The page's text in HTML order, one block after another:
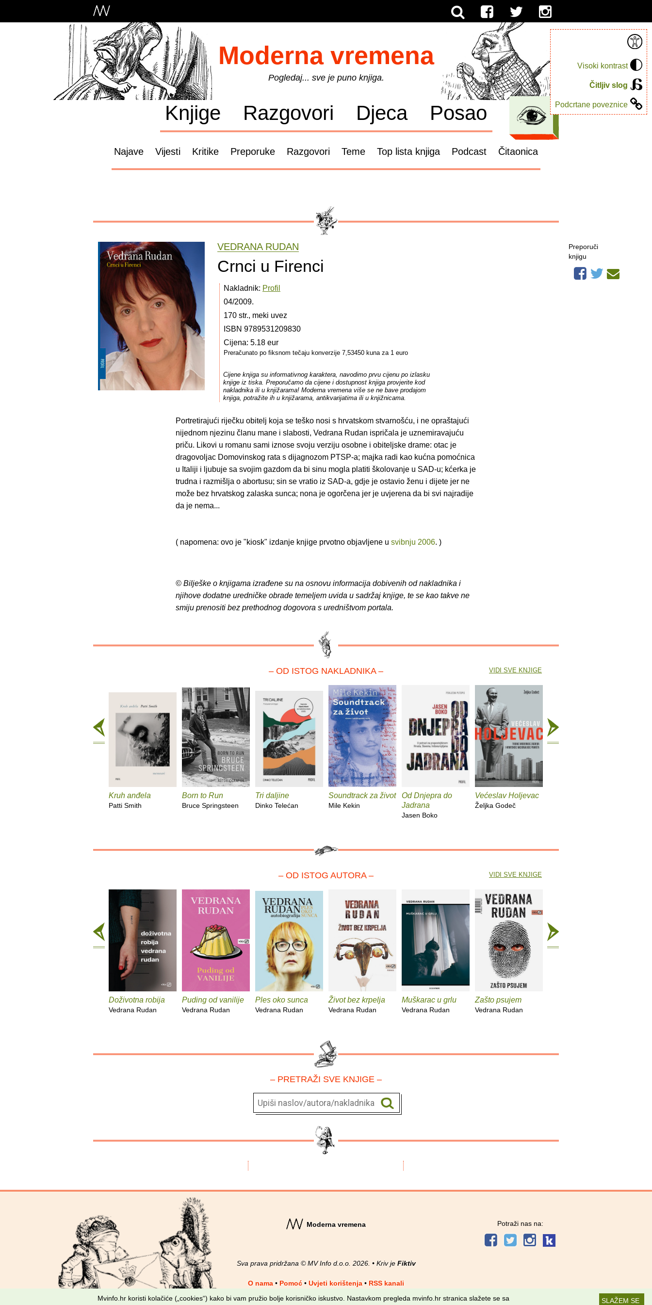
Visoki kontrast
Čitljiv slog
Podcrtane poveznice
Moderna vremena
Pogledaj... sve je puno knjiga.
Knjige Razgovori Djeca Posao
Najave Vijesti Kritike Preporuke Razgovori Teme Top lista knjiga Podcast Čitaonica
VEDRANA RUDAN
Crnci u Firenci
Nakladnik: Profil
04/2009.
170 str., meki uvez
ISBN 9789531209830
Cijena: 5.18 eur
Preračunato po fiksnom tečaju konverzije 7,53450 kuna za 1 euro
Cijene knjiga su informativnog karaktera, navodimo prvu cijenu po izlasku
knjige iz tiska. Preporučamo da cijene i dostupnost knjiga provjerite kod
nakladnika ili u knjižarama! Moderna vremena više se ne bave prodajom
knjiga, potražite ih u knjižarama, antikvarijatima ili u knjižnicama.
Portretirajući riječku obitelj koja se teško nosi s hrvatskom stvarnošću, i ne opraštajući
nijednom njezinu članu mane i slabosti, Vedrana Rudan ispričala je uznemiravajuću
priču. Likovi u romanu sami iznose svoju verziju osobne i obiteljske drame: otac je
dragovoljac Domovinskog rata s dijagnozom PTSP-a; majka radi kao kućna pomoćnica
u Italiji i ljubuje sa svojim gazdom da bi sinu mogla platiti školovanje u SAD-u; kćerka je
trudna i razmišlja o abortusu; sin se vratio iz SAD-a, gdje je ostavio ženu i dijete jer ne
može bez hrvatskog zalaska sunca; nona je ogorčena jer je uvjerena da bi svi najradije
da je nema...
( napomena: ovo je "kiosk" izdanje knjige prvotno objavljene u svibnju 2006. )
© Bilješke o knjigama izrađene su na osnovu informacija dobivenih od nakladnika i
njihove dodatne uredničke obrade temeljem uvida u sadržaj knjige, te se kao takve ne
smiju prenositi bez prethodnog dogovora s uredništvom portala.
Preporuči
knjigu
– OD ISTOG NAKLADNIKA –
Kruh anđela
Patti Smith
Born to Run
Bruce Springsteen
Tri daljine
Dinko Telećan
Soundtrack za život
Mile Kekin
Od Dnjepra do
Jadrana
Jasen Boko
Većeslav Holjevac
Željka Godeč
VIDI SVE KNJIGE
– OD ISTOG AUTORA –
Doživotna robija
Vedrana Rudan
Puding od vanilije
Vedrana Rudan
Ples oko sunca
Vedrana Rudan
Život bez krpelja
Vedrana Rudan
Muškarac u grlu
Vedrana Rudan
Zašto psujem
Vedrana Rudan
VIDI SVE KNJIGE
– PRETRAŽI SVE KNJIGE –
Moderna vremena
Sva prava pridržana © MV Info d.o.o. 2026. • Kriv je Fiktiv
O nama • Pomoć • Uvjeti korištenja • RSS kanali
Potraži nas na:
SLAŽEM SE
Mvinfo.hr koristi kolačiće („cookies“) kako bi vam pružio bolje korisničko iskustvo. Nastavkom pregleda mvinfo.hr stranica slažete se sa